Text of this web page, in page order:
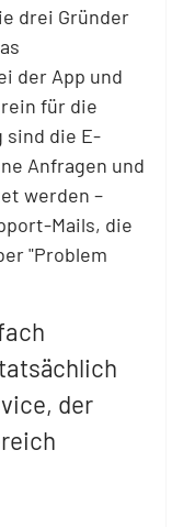
drei Gründer
der App und
für die
sind die E-
Anfragen und
werden –
Mails, die
"Problem
der